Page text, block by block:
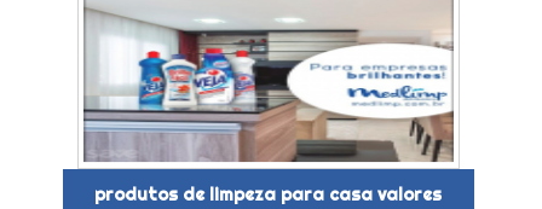
produtos de limpeza para casa valores